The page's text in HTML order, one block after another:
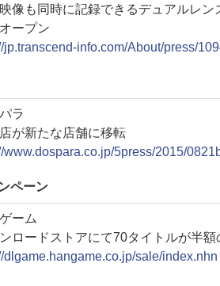
像も同時に記録できるデュアルレ
ープン
jp.transcend-info.com/About/press/
ラ
が新たな店舗に移転
www.dospara.co.jp/5press/2015/
ペーン
ーム
ロードストアにて70タイトルが半
dlgame.hangame.co.jp/sale/index.nhn